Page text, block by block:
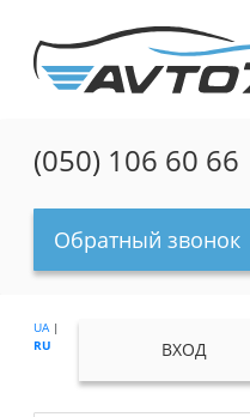
(050) 106 60 66
Обратный звонок
UA|
RU
ВХОД